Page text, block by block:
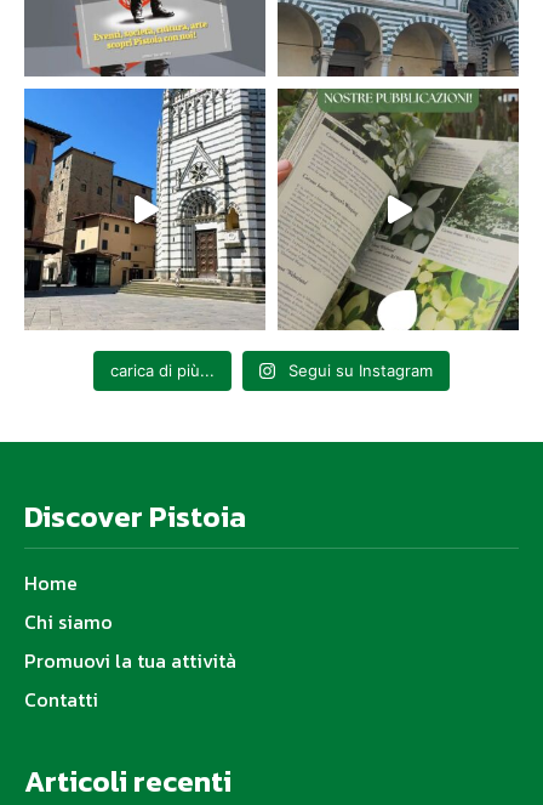
carica di più... Segui su Instagram
Discover Pistoia
Home
Chi siamo
Promuovi la tua attività
Contatti
Articoli recenti